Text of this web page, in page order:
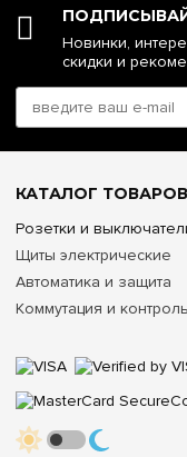
Новинки,
скидки и
КАТАЛОГ ТОВАРОВ
Розетки и
Щиты электрические
Автоматика и защита
Коммутация и контроль